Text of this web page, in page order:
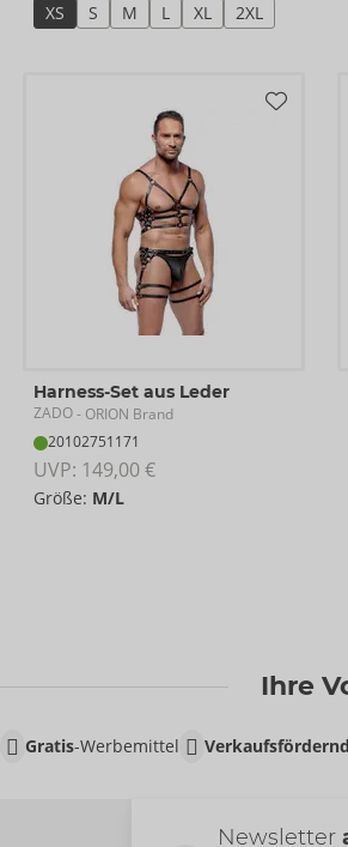
XS S M L XL 2XL
Harness-Set aus Leder
ZADO- ORION Brand
20102751171
UVP: 149,00 €
Größe: M/L
Ihre
Gratis-Werbemittel
Newsletter